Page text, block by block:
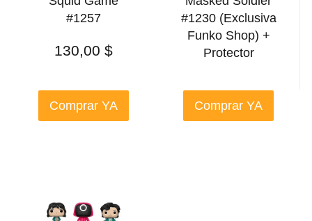
#1257
130,00 $
Comprar YA
#1230 (Exclusiva
Funko Shop) +
Protector
Comprar YA